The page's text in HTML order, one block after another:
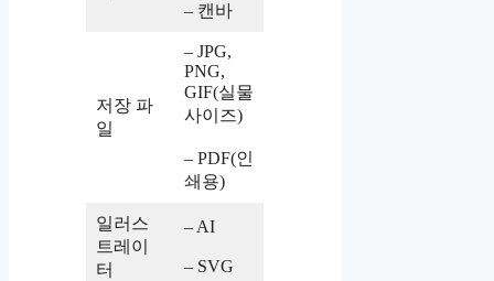
– 캔바
저장 파
일
– JPG,
PNG,
GIF(실물
사이즈)
– PDF(인
쇄용)
일러스
트레이
터
– AI
– SVG